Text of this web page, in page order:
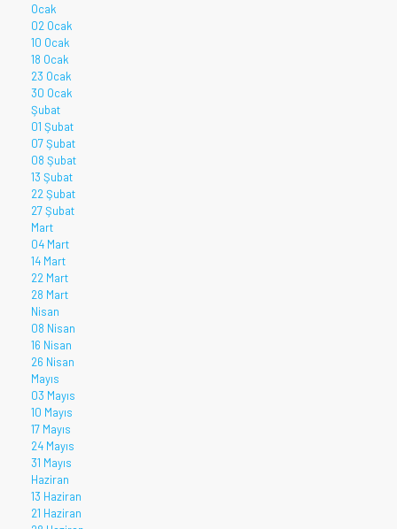
Ocak
02 Ocak
10 Ocak
18 Ocak
23 Ocak
30 Ocak
Şubat
01 Şubat
07 Şubat
08 Şubat
13 Şubat
22 Şubat
27 Şubat
Mart
04 Mart
14 Mart
22 Mart
28 Mart
Nisan
08 Nisan
16 Nisan
26 Nisan
Mayıs
03 Mayıs
10 Mayıs
17 Mayıs
24 Mayıs
31 Mayıs
Haziran
13 Haziran
21 Haziran